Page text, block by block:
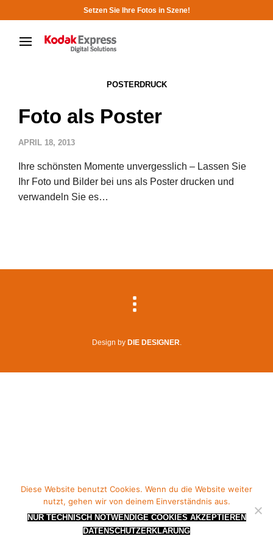
Setzen Sie Ihre Fotos in Szene!
POSTERDRUCK
Foto als Poster
APRIL 18, 2013
Ihre schönsten Momente unvergesslich – Lassen Sie
Ihr Foto und Bilder bei uns als Poster drucken und
verwandeln Sie es…
Design by DIE DESIGNER.
Diese Website benutzt Cookies. Wenn du die Website weiter
nutzt, gehen wir von deinem Einverständnis aus.
NUR TECHNISCH NOTWENDIGE COOKIES AKZEPTIEREN
DATENSCHUTZERKLÄRUNG